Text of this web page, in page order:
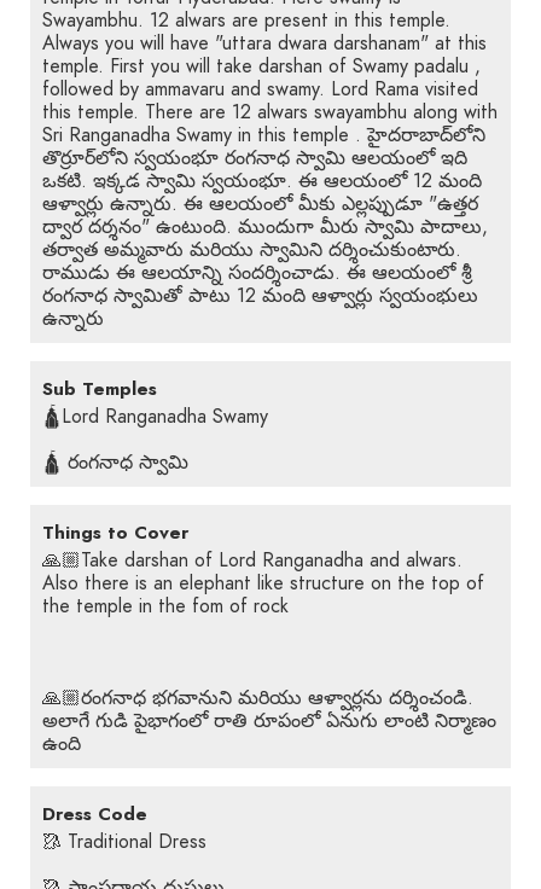
Swayambhu. 12 alwars are present in this temple.
Always you will have "uttara dwara darshanam" at this
temple. First you will take darshan of Swamy padalu ,
followed by ammavaru and swamy. Lord Rama visited
this temple. There are 12 alwars swayambhu along with
Sri Ranganadha Swamy in this temple . హైదరాబాద్‌లోని
తొర్రూర్‌లోని స్వయంభూ రంగనాధ స్వామి ఆలయంలో ఇది
ఒకటి. ఇక్కడ స్వామి స్వయంభూ. ఈ ఆలయంలో 12 మంది
ఆళ్వార్లు ఉన్నారు. ఈ ఆలయంలో మీకు ఎల్లప్పుడూ "ఉత్తర
ద్వార దర్శనం" ఉంటుంది. ముందుగా మీరు స్వామి పాదాలు,
తర్వాత అమ్మవారు మరియు స్వామిని దర్శించుకుంటారు.
రాముడు ఈ ఆలయాన్ని సందర్శించాడు. ఈ ఆలయంలో శ్రీ
రంగనాధ స్వామితో పాటు 12 మంది ఆళ్వార్లు స్వయంభులు
ఉన్నారు
Sub Temples
🛕Lord Ranganadha Swamy
🛕 రంగనాధ స్వామి
Things to Cover
🙏🏼Take darshan of Lord Ranganadha and alwars.
Also there is an elephant like structure on the top of
the temple in the fom of rock
🙏🏼రంగనాధ భగవానుని మరియు ఆళ్వార్లను దర్శించండి.
అలాగే గుడి పైభాగంలో రాతి రూపంలో ఏనుగు లాంటి నిర్మాణం
ఉంది
Dress Code
🥻 Traditional Dress